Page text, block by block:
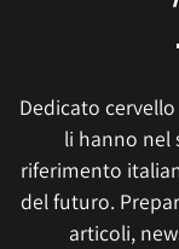
Dedicato
li hanno nel
riferimento
del futuro.
articoli,